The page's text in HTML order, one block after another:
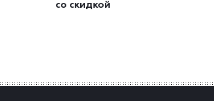
со скидкой